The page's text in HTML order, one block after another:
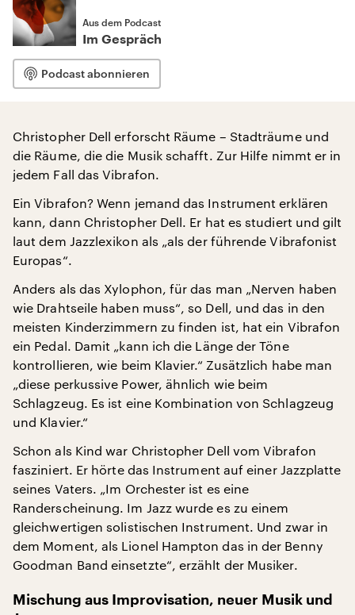
Aus dem Podcast
Im Gespräch
Podcast abonnieren
Christopher Dell erforscht Räume – Stadträume und
die Räume, die die Musik schafft. Zur Hilfe nimmt er in
jedem Fall das Vibrafon.
Ein Vibrafon? Wenn jemand das Instrument erklären
kann, dann Christopher Dell. Er hat es studiert und gilt
laut dem Jazzlexikon als „als der führende Vibrafonist
Europas“.
Anders als das Xylophon, für das man „Nerven haben
wie Drahtseile haben muss“, so Dell, und das in den
meisten Kinderzimmern zu finden ist, hat ein Vibrafon
ein Pedal. Damit „kann ich die Länge der Töne
kontrollieren, wie beim Klavier.“ Zusätzlich habe man
„diese perkussive Power, ähnlich wie beim
Schlagzeug. Es ist eine Kombination von Schlagzeug
und Klavier.“
Schon als Kind war Christopher Dell vom Vibrafon
fasziniert. Er hörte das Instrument auf einer Jazzplatte
seines Vaters. „Im Orchester ist es eine
Randerscheinung. Im Jazz wurde es zu einem
gleichwertigen solistischen Instrument. Und zwar in
dem Moment, als Lionel Hampton das in der Benny
Goodman Band einsetzte“, erzählt der Musiker.
Mischung aus Improvisation, neuer Musik und